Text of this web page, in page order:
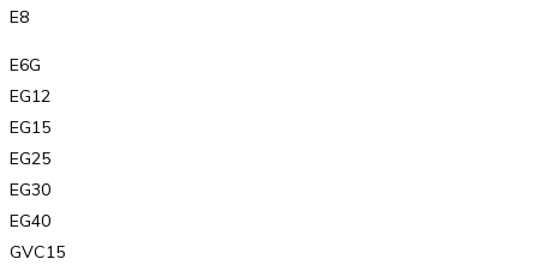
E8
E6G
EG12
EG15
EG25
EG30
EG40
GVC15